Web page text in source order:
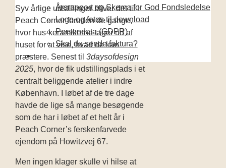
Årsrapport og Skema for God Fondsledelse
Logo og fotos til download
Persondata (GDPR)
Skal du sende faktura?
Syv årlige udstillinger bliver det til i
Peach Corner foruden de gange,
hvor hus-keramikerne tager ud af
huset for at vise, hvad de kan
præstere. Senest til 3daysofdesign
2025, hvor de fik udstillingsplads i et
centralt beliggende atelier i indre
København. I løbet af de tre dage
havde de lige så mange besøgende
som de har i løbet af et helt år i
Peach Corner’s ferskenfarvede
ejendom på Howitzvej 67.
Men ingen klager skulle vi hilse at